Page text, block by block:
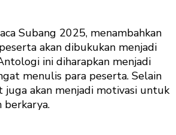
Subang 2025, menambahkan
akan dibukukan menjadi
ini diharapkan menjadi
menulis para peserta. Selain
akan menjadi motivasi untuk
berkarya.